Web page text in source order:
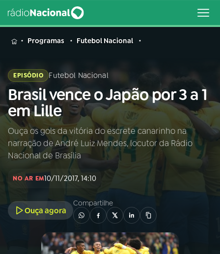
MENU
Buscar
na
Rádio
Nacional
Buscar
AO VIVO
01INÍCIO
02A RÁDIO
PROGRAMAÇÃO
Programas Futebol Nacional
EPISÓDIO Futebol Nacional
Brasil vence o Japão por 3 a 1
em Lille
Ouça os gols da vitória do escrete canarinho na
narração de André Luiz Mendes, locutor da Rádio
Nacional de Brasília
NO AR EM10/11/2017, 14:10
Ouça agora
Compartilhe